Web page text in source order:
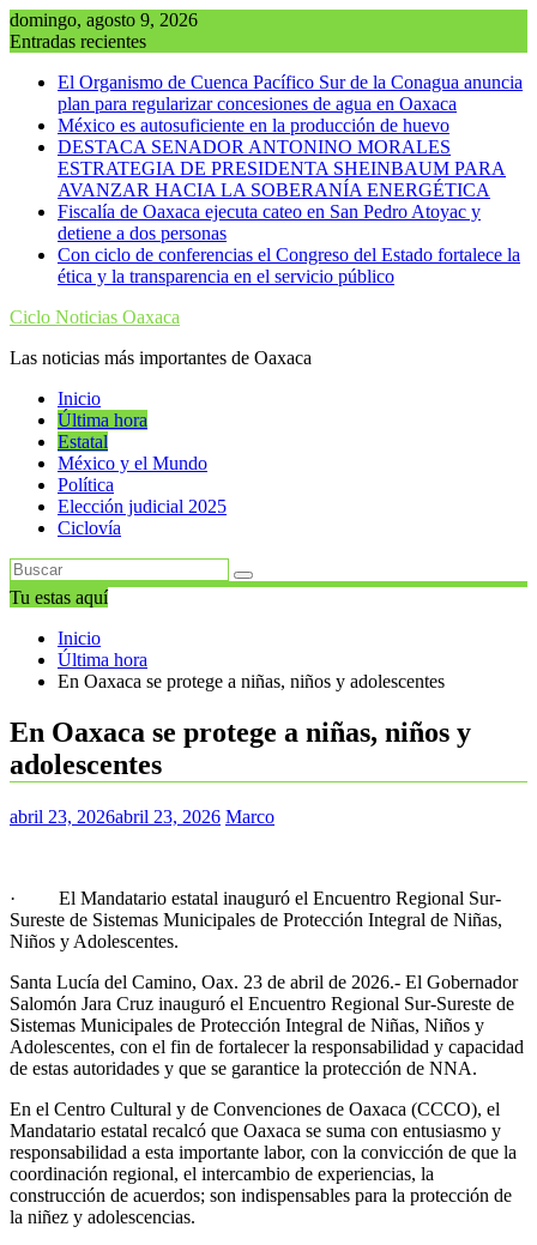
Saltar
al
domingo, agosto 9, 2026
Entradas recientes
El Organismo de Cuenca Pacífico Sur de la Conagua anuncia
plan para regularizar concesiones de agua en Oaxaca
México es autosuficiente en la producción de huevo
DESTACA SENADOR ANTONINO MORALES
ESTRATEGIA DE PRESIDENTA SHEINBAUM PARA
AVANZAR HACIA LA SOBERANÍA ENERGÉTICA
Fiscalía de Oaxaca ejecuta cateo en San Pedro Atoyac y
detiene a dos personas
Con ciclo de conferencias el Congreso del Estado fortalece la
ética y la transparencia en el servicio público
Ciclo Noticias Oaxaca
Las noticias más importantes de Oaxaca
Inicio
Última hora
Estatal
México y el Mundo
Política
Elección judicial 2025
Ciclovía
Tu estas aquí
Inicio
Última hora
En Oaxaca se protege a niñas, niños y adolescentes
En Oaxaca se protege a niñas, niños y
adolescentes
abril 23, 2026abril 23, 2026 Marco
· El Mandatario estatal inauguró el Encuentro Regional Sur-
Sureste de Sistemas Municipales de Protección Integral de Niñas,
Niños y Adolescentes.
Santa Lucía del Camino, Oax. 23 de abril de 2026.- El Gobernador
Salomón Jara Cruz inauguró el Encuentro Regional Sur-Sureste de
Sistemas Municipales de Protección Integral de Niñas, Niños y
Adolescentes, con el fin de fortalecer la responsabilidad y capacidad
de estas autoridades y que se garantice la protección de NNA.
En el Centro Cultural y de Convenciones de Oaxaca (CCCO), el
Mandatario estatal recalcó que Oaxaca se suma con entusiasmo y
responsabilidad a esta importante labor, con la convicción de que la
coordinación regional, el intercambio de experiencias, la
construcción de acuerdos; son indispensables para la protección de
la niñez y adolescencias.